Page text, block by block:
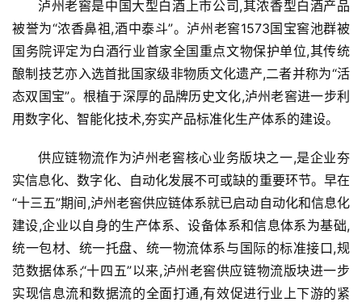
泸州老窖是中国大型白酒上市公司,其浓香型白酒产品
被誉为“浓香鼻祖,酒中泰斗”。泸州老窖1573国宝窖池群被
国务院评定为白酒行业首家全国重点文物保护单位,其传统
酿制技艺亦入选首批国家级非物质文化遗产,二者并称为“活
态双国宝”。根植于深厚的品牌历史文化,泸州老窖进一步利
用数字化、智能化技术,夯实产品标准化生产体系的建设。
供应链物流作为泸州老窖核心业务版块之一,是企业夯
实信息化、数字化、自动化发展不可或缺的重要环节。早在
“十三五”期间,泸州老窖供应链体系就已启动自动化和信息化
建设,企业以自身的生产体系、设备体系和信息体系为基础,
统一包材、统一托盘、统一物流体系与国际的标准接口,规
范数据体系;“十四五”以来,泸州老窖供应链物流版块进一步
实现信息流和数据流的全面打通,有效促进行业上下游的紧